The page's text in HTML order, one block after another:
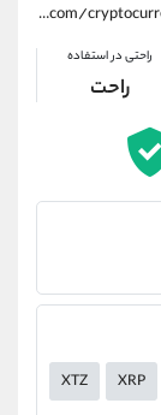
https://alirezamehrabi.com/cryptocurrency/wallet/edge-wallet
راحتی در استفاده
راحت
XTZ XRP